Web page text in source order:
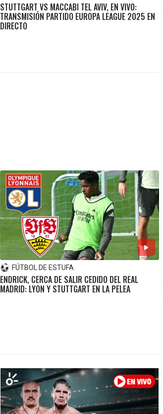
STUTTGART VS MACCABI TEL AVIV, EN VIVO:
TRANSMISIÓN PARTIDO EUROPA LEAGUE 2025 EN
DIRECTO
FÚTBOL DE ESTUFA
ENDRICK, CERCA DE SALIR CEDIDO DEL REAL
MADRID: LYON Y STUTTGART EN LA PELEA